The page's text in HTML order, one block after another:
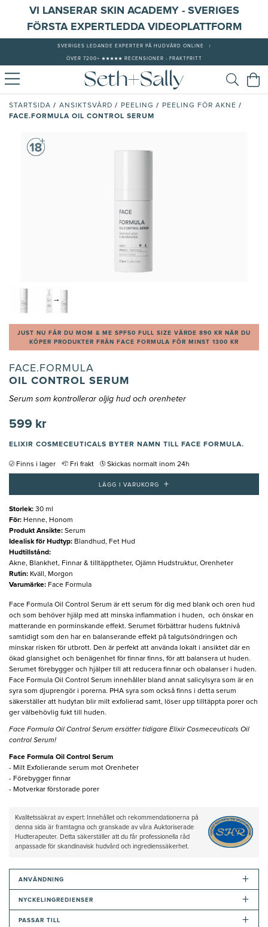
VI LANSERAR SKIN ACADEMY - SVERIGES
FÖRSTA EXPERTLEDDA VIDEOPLATTFORM
SVERIGES LEDANDE EXPERTER PÅ HUDVÅRD ONLINE
ÖVER 7200+ ★★★★★ RECENSIONER - FRAKTFRITT
STARTSIDA / ANSIKTSVÅRD / PEELING / PEELING FÖR AKNE /
FACE.FORMULA OIL CONTROL SERUM
JUST NU FÅR DU MOM & ME SPF50 FULL SIZE VÄRDE 890 KR NÄR DU
KÖPER PRODUKTER FRÅN FACE FORMULA FÖR MINST 1300 KR
FACE.FORMULA
OIL CONTROL SERUM
Serum som kontrollerar oljig hud och orenheter
599 kr
ELIXIR COSMECEUTICALS BYTER NAMN TILL FACE FORMULA.
Finns i lager Fri frakt Skickas normalt inom 24h
LÄGG I VARUKORG +
Storlek: 30 ml
För: Henne, Honom
Produkt Ansikte: Serum
Idealisk för Hudtyp: Blandhud, Fet Hud
Hudtillstånd:
Akne, Blankhet, Finnar & tilltäpptheter, Ojämn Hudstruktur, Orenheter
Rutin: Kväll, Morgon
Varumärke: Face Formula
Face Formula Oil Control Serum är ett serum för dig med blank och oren hud
och som behöver hjälp med att minska inflammation i huden, och önskar en
matterande en porminskande effekt. Serumet förbättrar hudens fuktnivå
samtidigt som den har en balanserande effekt på talgutsöndringen och
minskar risken för utbrott. Den är perfekt att använda lokalt i ansiktet där en
ökad glansighet och benägenhet för finnar finns, för att balansera ut huden.
Serumet förebygger och hjälper till att reducera finnar och obalanser i huden.
Face Formula Oil Control Serum innehåller bland annat salicylsyra som är en
syra som djuprengör i porerna. PHA syra som också finns i detta serum
säkerställer att hudytan blir milt exfolierad samt, löser upp tilltäppta porer och
ger välbehövlig fukt till huden.
Face Formula Oil Control Serum ersätter tidigare Elixir Cosmeceuticals Oil
control Serum!
Face Formula Oil Control Serum
- Milt Exfolierande serum mot Orenheter
- Förebygger finnar
- Motverkar förstorade porer
Kvalitetssäkrat av expert: Innehållet och rekommendationerna på
denna sida är framtagna och granskade av våra Auktoriserade
Hudterapeuter. Detta säkerställer att du får professionella råd
anpassade för skandinavisk hudvård och ingredienssäkerhet.
ANVÄNDNING +
NYCKELINGREDIENSER +
PASSAR TILL +